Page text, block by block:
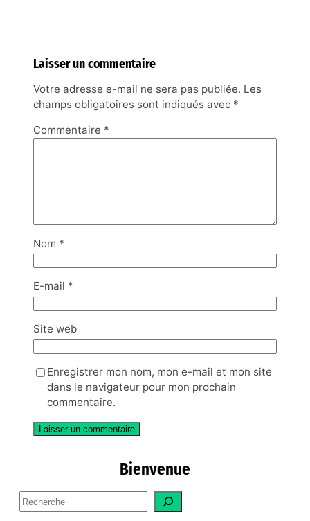
Laisser un commentaire
Votre adresse e-mail ne sera pas publiée. Les
champs obligatoires sont indiqués avec *
Commentaire *
Nom *
E-mail *
Site web
Enregistrer mon nom, mon e-mail et mon site
dans le navigateur pour mon prochain
commentaire.
Bienvenue
S
e